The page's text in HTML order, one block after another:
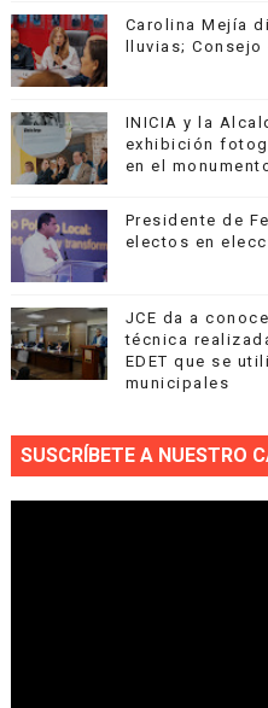
Carolina Mejía
lluvias;
INICIA y la
exhibición
en el
Presidente de
electos en
JCE da a
técnica
EDET que se
municipales
SUSCRÍBETE A NUESTRO